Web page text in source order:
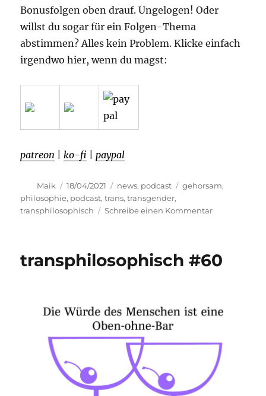
Bonusfolgen oben drauf. Ungelogen! Oder
willst du sogar für ein Folgen-Thema
abstimmen? Alles kein Problem. Klicke einfach
irgendwo hier, wenn du magst:
patreon ko-fi paypal
Autor
Maik
Veröffentlicht
am
18/04/2021 Kategorien
news, podcast Schlagwörter
gehorsam,
philosophie, podcast,trans,transgender,
transphilosophisch
Schreibe einen Kommentarzu
transphilosophisch #60